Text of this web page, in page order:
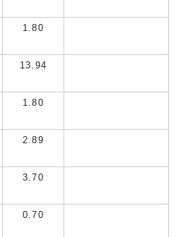
1.80
13.94
1.80
2.89
3.70
0.70